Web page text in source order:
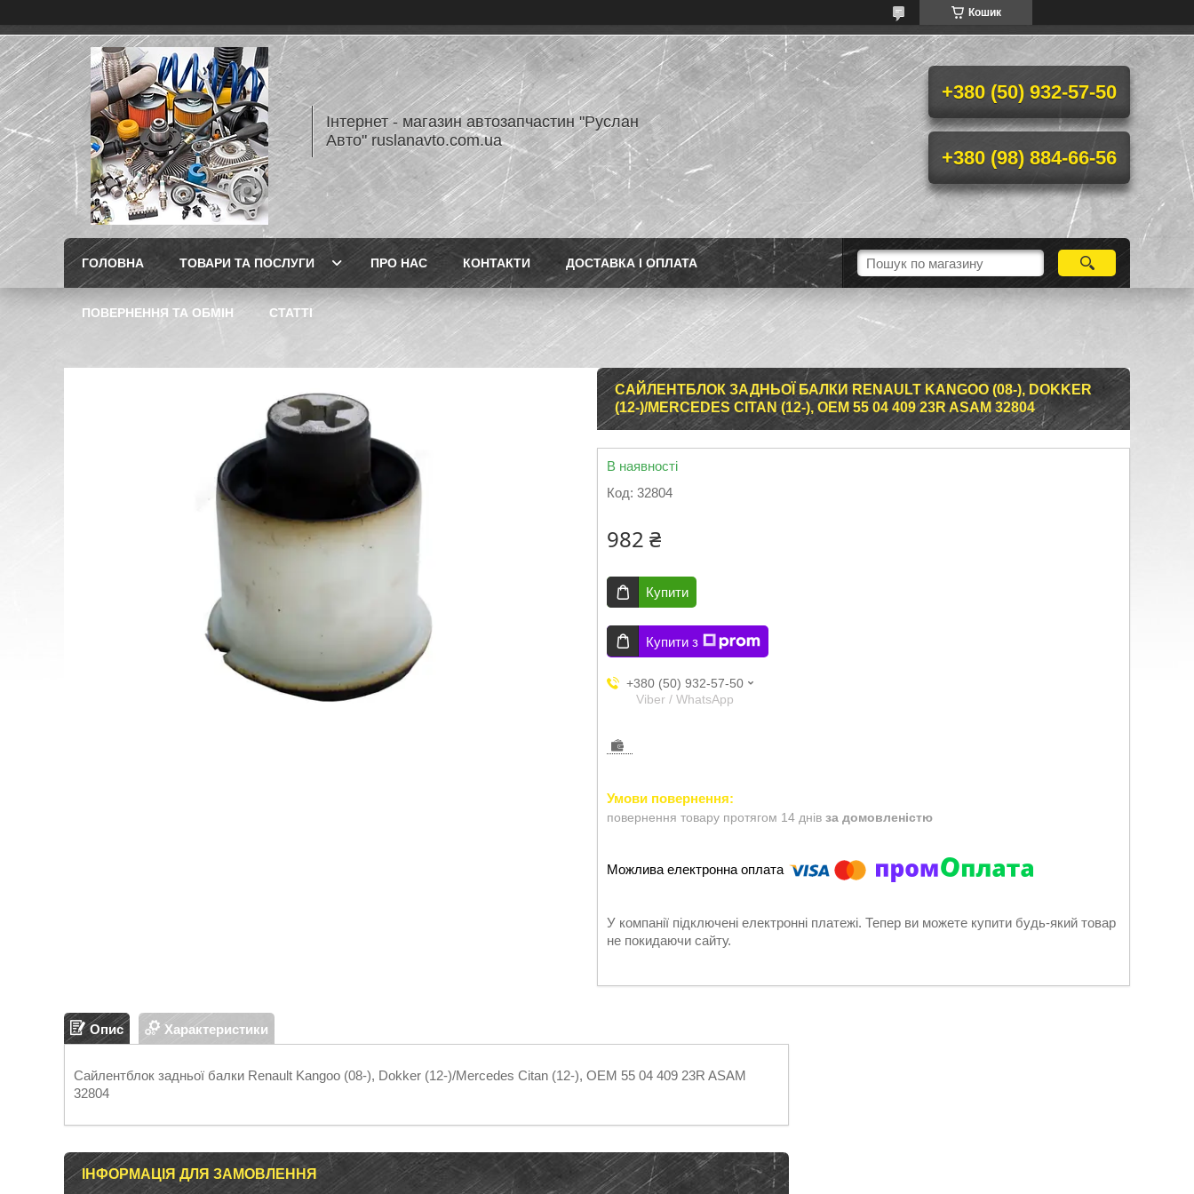
Кошик
Інтернет - магазин автозапчастин "Руслан
Авто" ruslanavto.com.ua
+380 (50) 932-57-50
+380 (98) 884-66-56
ГОЛОВНА ТОВАРИ ТА ПОСЛУГИ ПРО НАС КОНТАКТИ ДОСТАВКА І ОПЛАТА
ПОВЕРНЕННЯ ТА ОБМІН СТАТТІ
САЙЛЕНТБЛОК ЗАДНЬОЇ БАЛКИ RENAULT KANGOO (08-), DOKKER
(12-)/MERCEDES CITAN (12-), OEM 55 04 409 23R ASAM 32804
В наявності
Код: 32804
982 ₴
Купити
Купити з
+380 (50) 932-57-50
Viber / WhatsApp
повернення товару протягом 14 днів за домовленістю
У компанії підключені електронні платежі. Тепер ви можете купити будь-який товар
не покидаючи сайту.
Опис Характеристики
Сайлентблок задньої балки Renault Kangoo (08-), Dokker (12-)/Mercedes Citan (12-), OEM 55 04 409 23R ASAM
32804
ІНФОРМАЦІЯ ДЛЯ ЗАМОВЛЕННЯ